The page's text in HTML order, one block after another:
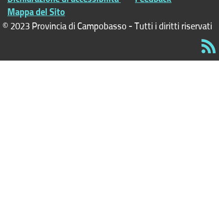
Mappa del Sito
© 2023 Provincia di Campobasso - Tutti i diritti riservati